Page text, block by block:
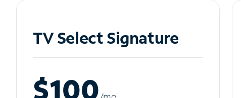
TV Select Signature
$100